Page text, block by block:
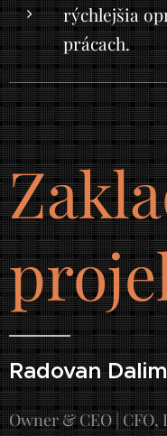
rýchlejšia
prácach.
Radovan
Owner & CEO |